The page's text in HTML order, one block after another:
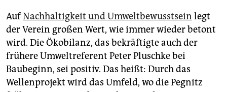
AufNachhaltigkeit und Umweltbewusstsein legt
der Verein großen Wert, wie immer wieder betont
wird. Die Ökobilanz, das bekräftigte auch der
frühere Umweltreferent Peter Pluschke bei
Baubeginn, sei positiv. Das heißt: Durch das
Wellenprojekt wird das Umfeld, wo die Pegnitz